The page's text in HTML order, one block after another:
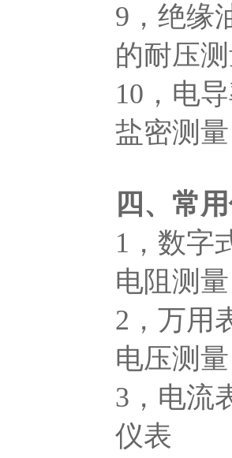
9，绝
的耐压
10，
盐密测量
四、常
1，
电阻测
2，
电压测
3，
仪表